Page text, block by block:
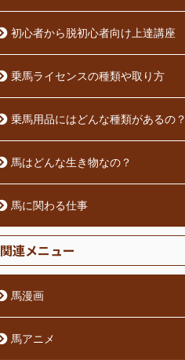
初心者から脱初心者向け上達講座
乗馬ライセンスの種類や取り方
乗馬用品にはどんな種類があるの？
馬はどんな生き物なの？
馬に関わる仕事
関連メニュー
馬漫画
馬アニメ